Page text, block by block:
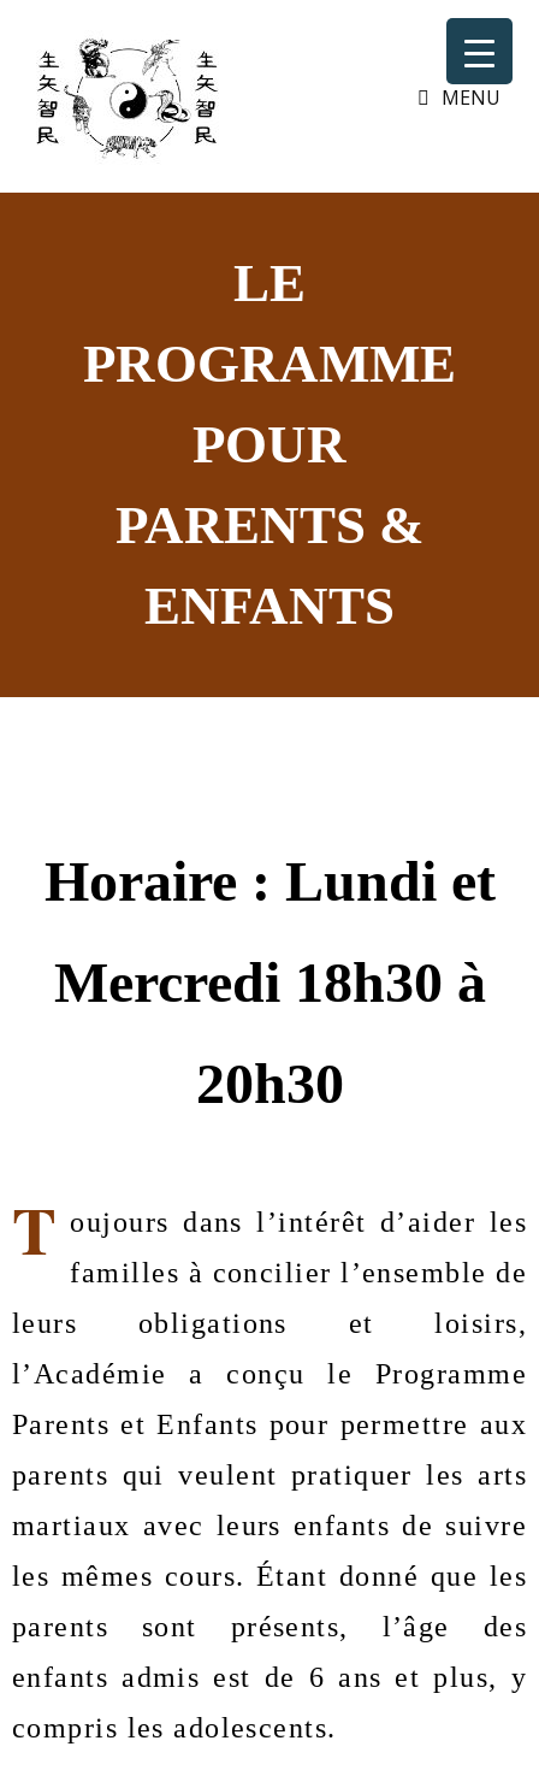
MENU
LE
PROGRAMME
POUR
PARENTS &
ENFANTS
Horaire : Lundi et
Mercredi 18h30 à
20h30
T oujours dans l’intérêt d’aider les
familles à concilier l’ensemble de
leurs obligations et loisirs,
l’Académie a conçu le Programme
Parents et Enfants pour permettre aux
parents qui veulent pratiquer les arts
martiaux avec leurs enfants de suivre
les mêmes cours. Étant donné que les
parents sont présents, l’âge des
enfants admis est de 6 ans et plus, y
compris les adolescents.